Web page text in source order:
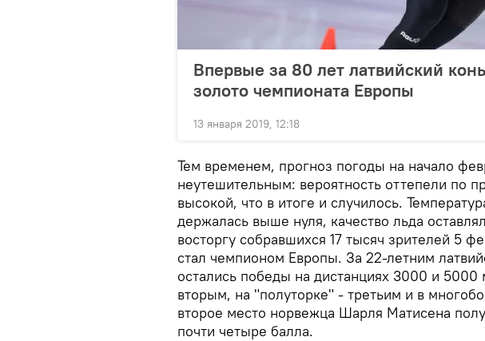
Впервые за 80 лет латвийский
золото чемпионата Европы
13 января 2019, 12:18
Тем временем, прогноз погоды на начало
неутешительным: вероятность оттепели по
высокой, что в итоге и случилось.
держалась выше нуля, качество льда
восторгу собравшихся 17 тысяч зрителей 5
стал чемпионом Европы. За 22-летним
остались победы на дистанциях 3000 и
вторым, на "полуторке" - третьим и в
второе место норвежца Шарля Матисена
почти четыре балла.